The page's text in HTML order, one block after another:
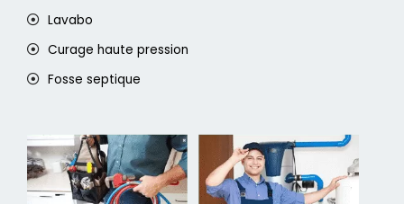
Lavabo
Curage haute pression
Fosse septique